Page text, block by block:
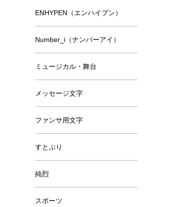
ENHYPEN（エンハイプン）
Number_i（ナンバーアイ）
ミュージカル・舞台
メッセージ文字
ファンサ用文字
すとぷり
純烈
スポーツ